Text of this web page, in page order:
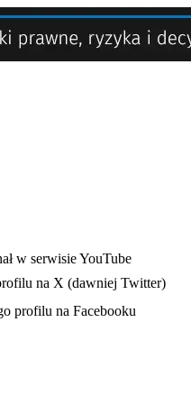
karcie
w serwisie YouTube
na X (dawniej Twitter)
karcie
profilu na Facebooku